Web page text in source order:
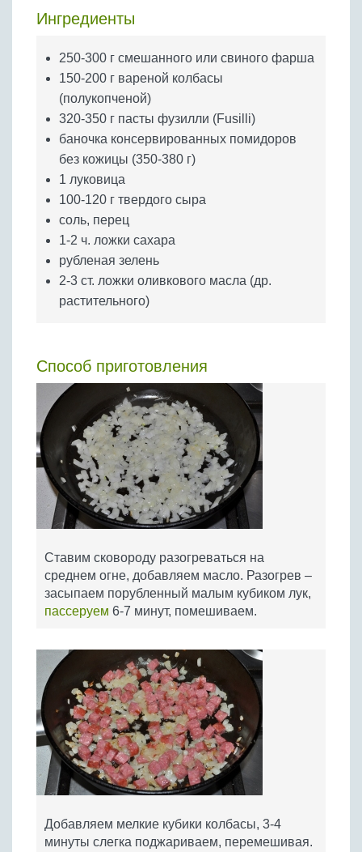
Крупы
Ингредиенты
250-300 г смешанного или свиного фарша
150-200 г вареной колбасы
(полукопченой)
320-350 г пасты фузилли (Fusilli)
баночка консервированных помидоров
без кожицы (350-380 г)
1 луковица
100-120 г твердого сыра
соль, перец
1-2 ч. ложки сахара
рубленая зелень
2-3 ст. ложки оливкового масла (др.
растительного)
Способ приготовления
Ставим сковороду разогреваться на
среднем огне, добавляем масло. Разогрев –
засыпаем порубленный малым кубиком лук,
пассеруем 6-7 минут, помешиваем.
Добавляем мелкие кубики колбасы, 3-4
минуты слегка поджариваем, перемешивая.